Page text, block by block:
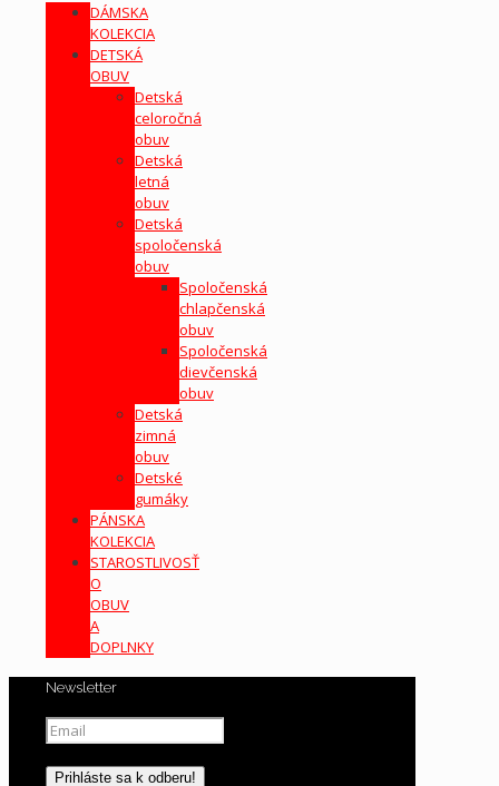
DÁMSKA
KOLEKCIA
DETSKÁ
OBUV
Detská
celoročná
obuv
Detská
letná
obuv
Detská
spoločenská
obuv
Spoločenská
chlapčenská
obuv
Spoločenská
dievčenská
obuv
Detská
zimná
obuv
Detské
gumáky
PÁNSKA
KOLEKCIA
STAROSTLIVOSŤ
O
OBUV
A
DOPLNKY
Newsletter